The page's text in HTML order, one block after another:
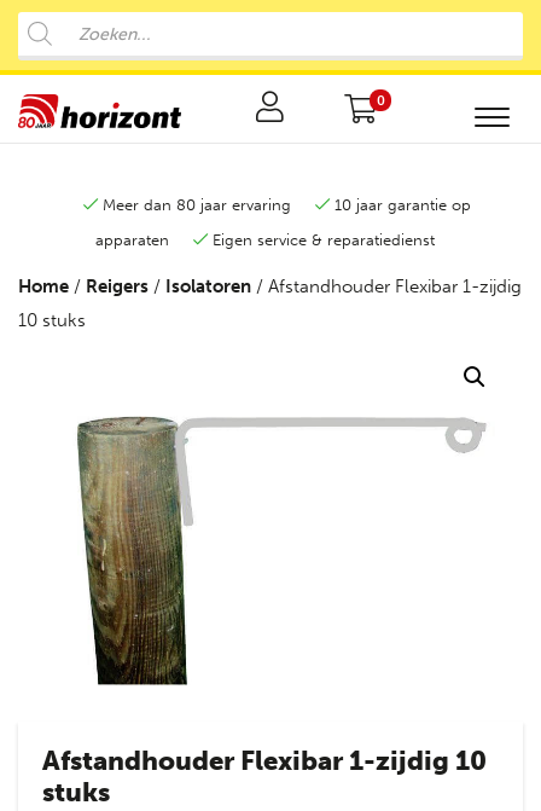
0
Meer dan 80 jaar ervaring
10 jaar garantie op
apparaten
Eigen service & reparatiedienst
Home / Reigers / Isolatoren / Afstandhouder Flexibar 1-zijdig
10 stuks
Afstandhouder Flexibar 1-zijdig 10
stuks